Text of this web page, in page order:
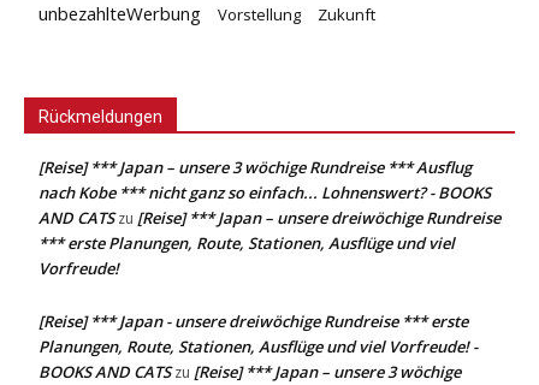
unbezahlteWerbung Vorstellung Zukunft
Rückmeldungen
[Reise] *** Japan – unsere 3 wöchige Rundreise *** Ausflug
nach Kobe *** nicht ganz so einfach... Lohnenswert? - BOOKS
AND CATSzu [Reise] *** Japan – unsere dreiwöchige Rundreise
*** erste Planungen, Route, Stationen, Ausflüge und viel
Vorfreude!
[Reise] *** Japan - unsere dreiwöchige Rundreise *** erste
Planungen, Route, Stationen, Ausflüge und viel Vorfreude! -
BOOKS AND CATSzu [Reise] *** Japan – unsere 3 wöchige